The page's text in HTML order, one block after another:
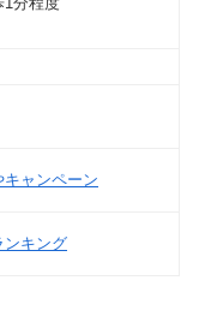
ャンペーン
ンキング